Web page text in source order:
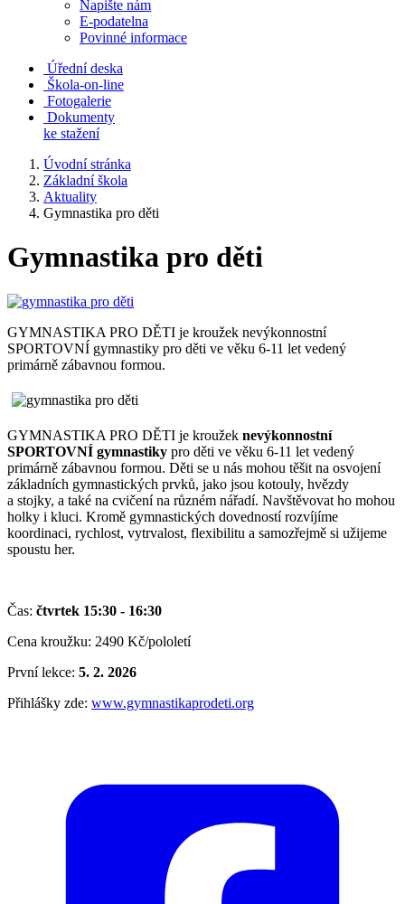
Napište nám
E-podatelna
Povinné informace
Úřední deska
Škola-on-line
Fotogalerie
Dokumenty
ke stažení
Úvodní stránka
Základní škola
Aktuality
Gymnastika pro děti
Gymnastika pro děti
GYMNASTIKA PRO DĚTI je kroužek nevýkonnostní
SPORTOVNÍ gymnastiky pro děti ve věku 6-11 let vedený
primárně zábavnou formou.
GYMNASTIKA PRO DĚTI je kroužek nevýkonnostní
SPORTOVNÍ gymnastiky pro děti ve věku 6-11 let vedený
primárně zábavnou formou. Děti se u nás mohou těšit na osvojení
základních gymnastických prvků, jako jsou kotouly, hvězdy
a stojky, a také na cvičení na různém nářadí. Navštěvovat ho mohou
holky i kluci. Kromě gymnastických dovedností rozvíjíme
koordinaci, rychlost, vytrvalost, flexibilitu a samozřejmě si užijeme
spoustu her.
Čas: čtvrtek 15:30 - 16:30
Cena kroužku: 2490 Kč/pololetí
První lekce: 5. 2. 2026
Přihlášky zde: www.gymnastikaprodeti.org